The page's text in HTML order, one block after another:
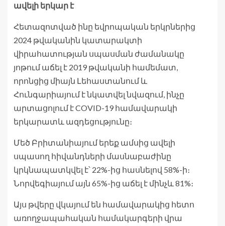
ավելի երկար է
Հետազոտված ինը եվրոպական երկրներից
2024 թվականին կատարակտի
վիրահատության սպասման ժամանակը
յոթում աճել է 2019 թվականի համեմատ,
որոնցից միայն Լեհաստանում և
Հունգարիայում է նկատվել նվազում, ինչը
արտացոլում է COVID-19 համավարակի
երկարատև ազդեցությունը։
Մեծ Բրիտանիայում երեք ամսից ավելի
սպասող հիվանդների մասնաբաժինը
կրկնապատկվել է՝ 22%-ից հասնելով 58%-ի։
Նորվեգիայում այն ​​65%-ից աճել է մինչև 81%։
Այս թվերը վկայում են համավարակից հետո
առողջապահական համակարգերի վրա